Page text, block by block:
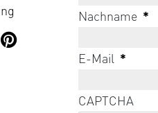
Nachname *
E-Mail *
CAPTCHA